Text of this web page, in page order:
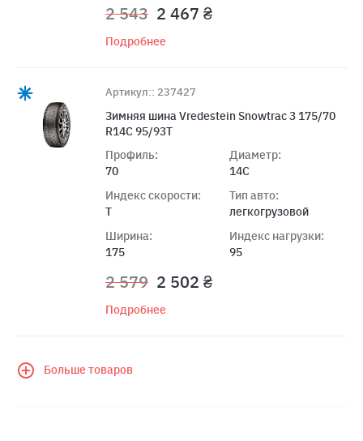
2 543 2 467 ₴
Подробнее
Артикул:: 237427
Зимняя шина Vredestein Snowtrac 3 175/70
R14C 95/93T
Профиль:
70
Индекс скорости:
T
Ширина:
175
Диаметр:
14C
Тип авто:
легкогрузовой
Индекс нагрузки:
95
2 579 2 502 ₴
Подробнее
Больше товаров